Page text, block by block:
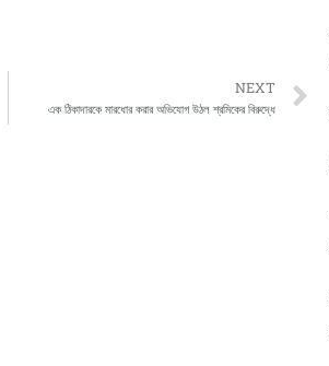
NEXT
এক ঠিকাদারকে মারধোর করার অভিযোগ উঠল শ্রমিকের বিরুদ্ধে